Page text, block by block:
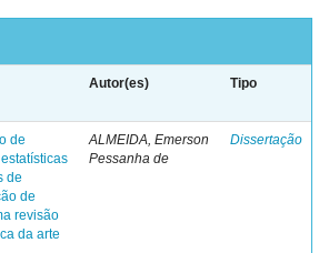
Autor(es) Tipo
de
de
de
revisão
da arte
ALMEIDA, Emerson
Pessanha de
Dissertação